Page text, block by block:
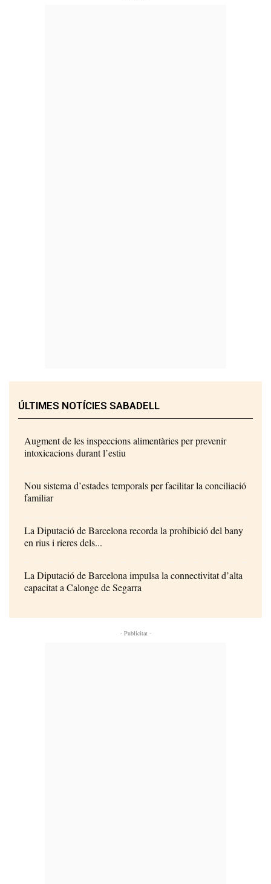
ÚLTIMES NOTÍCIES SABADELL
Augment de les inspeccions alimentàries per prevenir
intoxicacions durant l’estiu
Nou sistema d’estades temporals per facilitar la conciliació
familiar
La Diputació de Barcelona recorda la prohibició del bany
en rius i rieres dels...
La Diputació de Barcelona impulsa la connectivitat d’alta
capacitat a Calonge de Segarra
- Publicitat -